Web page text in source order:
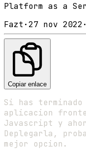
Platform as a
Fazt ·27 nov 2022 ·
Copiar enlace
Si has
aplicacion
Javascript y
Deplegarla,
mejor opcion.